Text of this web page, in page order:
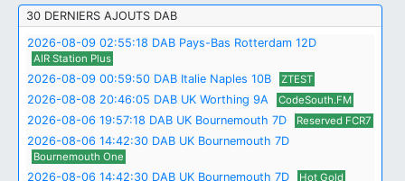
30 DERNIERS AJOUTS DAB
2026-08-09 02:55:18 DAB Pays-Bas Rotterdam 12D
AIR Station Plus
2026-08-09 00:59:50 DAB Italie Naples 10B ZTEST
2026-08-08 20:46:05 DAB UK Worthing 9A CodeSouth.FM
2026-08-06 19:57:18 DAB UK Bournemouth 7D Reserved FCR7
2026-08-06 14:42:30 DAB UK Bournemouth 7D
Bournemouth One
2026-08-06 14:42:30 DAB UK Bournemouth 7D Hot Gold